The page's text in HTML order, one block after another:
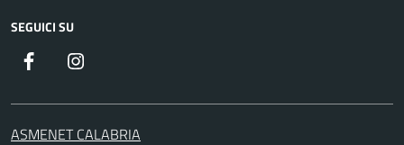
SEGUICI SU
Facebook
ASMENET CALABRIA